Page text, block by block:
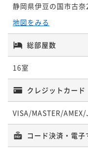
静岡県伊豆の国市古奈
地図をみる
総部屋数
16室
クレジットカード
VISA/MASTER/AMEX/
コード決済・電子